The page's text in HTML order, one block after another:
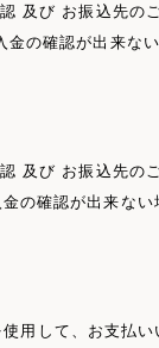
及び お振込先の
の確認が出来な
及び お振込先の
の確認が出来な
用して、お支払い